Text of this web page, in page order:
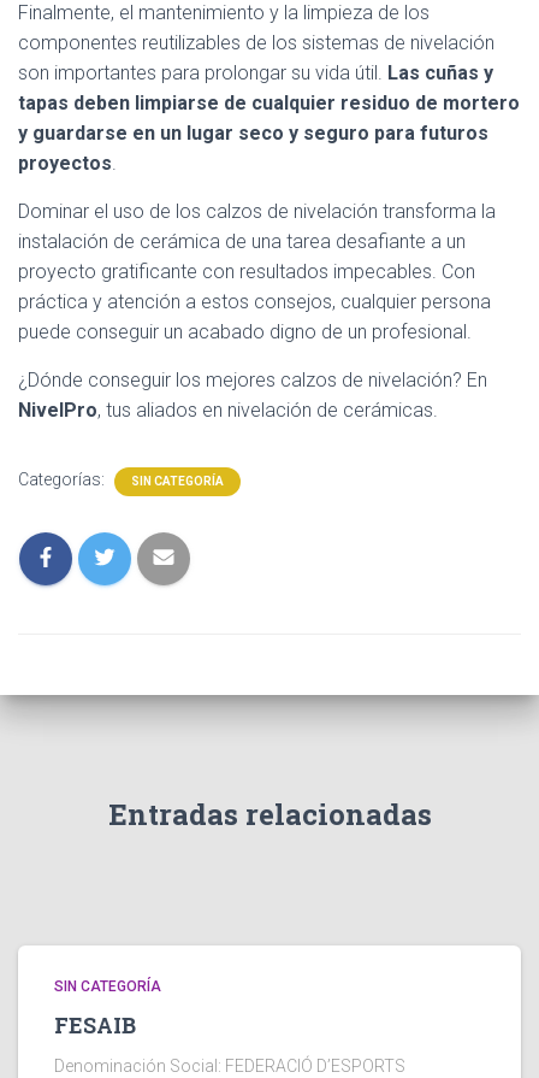
Finalmente, el mantenimiento y la limpieza de los
componentes reutilizables de los sistemas de nivelación
son importantes para prolongar su vida útil. Las cuñas y
tapas deben limpiarse de cualquier residuo de mortero
y guardarse en un lugar seco y seguro para futuros
proyectos.
Dominar el uso de los calzos de nivelación transforma la
instalación de cerámica de una tarea desafiante a un
proyecto gratificante con resultados impecables. Con
práctica y atención a estos consejos, cualquier persona
puede conseguir un acabado digno de un profesional.
¿Dónde conseguir los mejores calzos de nivelación? En
NivelPro, tus aliados en nivelación de cerámicas.
Categorías: SIN CATEGORÍA
Entradas relacionadas
SIN CATEGORÍA
FESAIB
Denominación Social: FEDERACIÓ D’ESPORTS